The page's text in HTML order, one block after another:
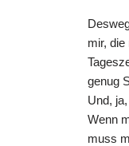
mir,
genug
Und,
Wenn
muss